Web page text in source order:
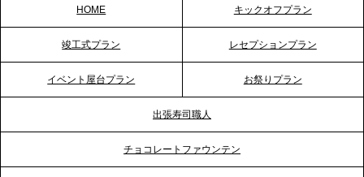
2026.5.20
プレスリリースのご案内｜ケータリングのセカンド
2026.5.12
プレスリリースのご案内｜ケータリングのセカンド
HOME キックオフプラン
竣工式プラン レセプションプラン
イベント屋台プラン お祭りプラン
出張寿司職人
チョコレートファウンテン